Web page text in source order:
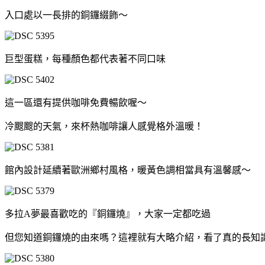
入口處以一長排的銅鑼綴飾～
巨型蛋糕，每種顏色都代表著不同口味
這一區還有提供咖啡免費暢飲喔～
冷颼颼的天氣，來杯熱咖啡讓人感覺格外溫暖！
館內設計延續著歐洲鄉村風格，暖黃色調相當具有溫馨感～
多拉A夢最喜歡吃的『銅鑼燒』，大家一定都吃過
但您知道銅鑼燒的由來嗎？這裡就有大略介紹，看了真的長知